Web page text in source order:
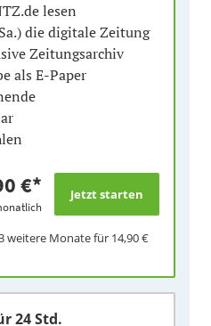
lesen
die digitale Zeitung
Zeitungsarchiv
als E-Paper
€*
weitere Monate für 14,90 €
24 Std.